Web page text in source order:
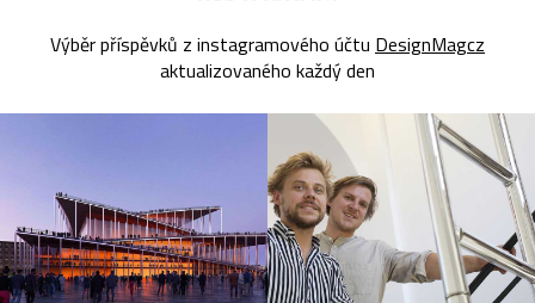
Výběr příspěvků z instagramového účtu DesignMagcz
aktualizovaného každý den